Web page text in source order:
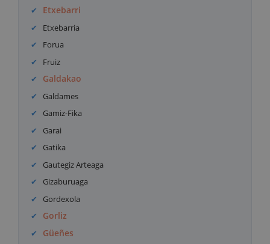
Etxebarri
Etxebarria
Forua
Fruiz
Galdakao
Galdames
Gamiz-Fika
Garai
Gatika
Gautegiz Arteaga
Gizaburuaga
Gordexola
Gorliz
Güeñes